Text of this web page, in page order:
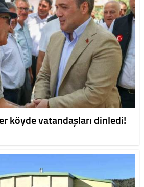
köyde vatandaşları dinledi!